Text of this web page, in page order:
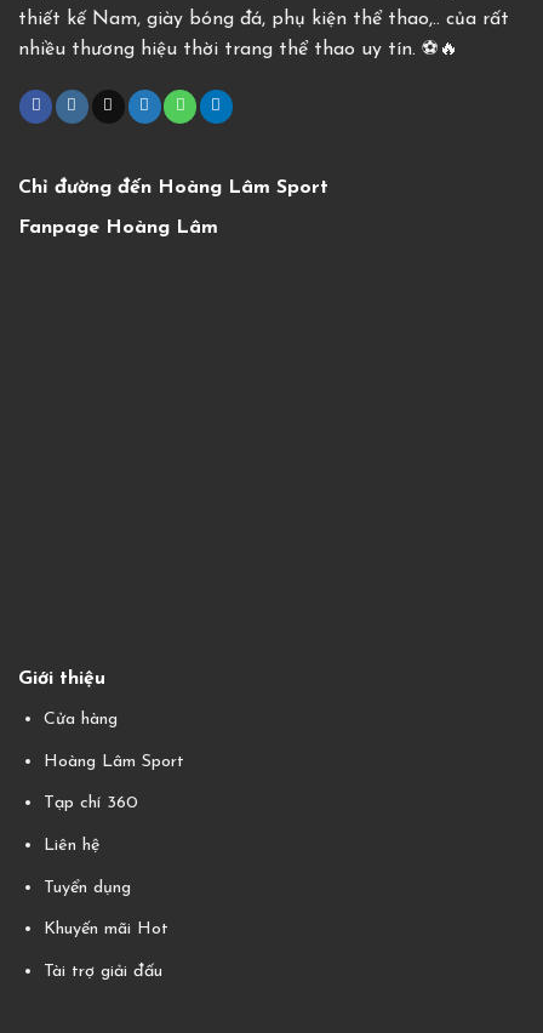
thiết kế Nam, giày bóng đá, phụ kiện thể thao,.. của rất
nhiều thương hiệu thời trang thể thao uy tín. ⚽️🔥
Giới thiệu
Cửa hàng
Hoàng Lâm Sport
Tạp chí 360
Liên hệ
Tuyển dụng
Khuyến mãi Hot
Tài trợ giải đấu
Chỉ đường đến Hoàng Lâm Sport
Fanpage Hoàng Lâm